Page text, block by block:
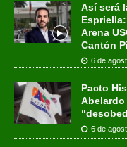
Así será
Arena
Cantón
6 de
Pacto
Abelardo
6 de